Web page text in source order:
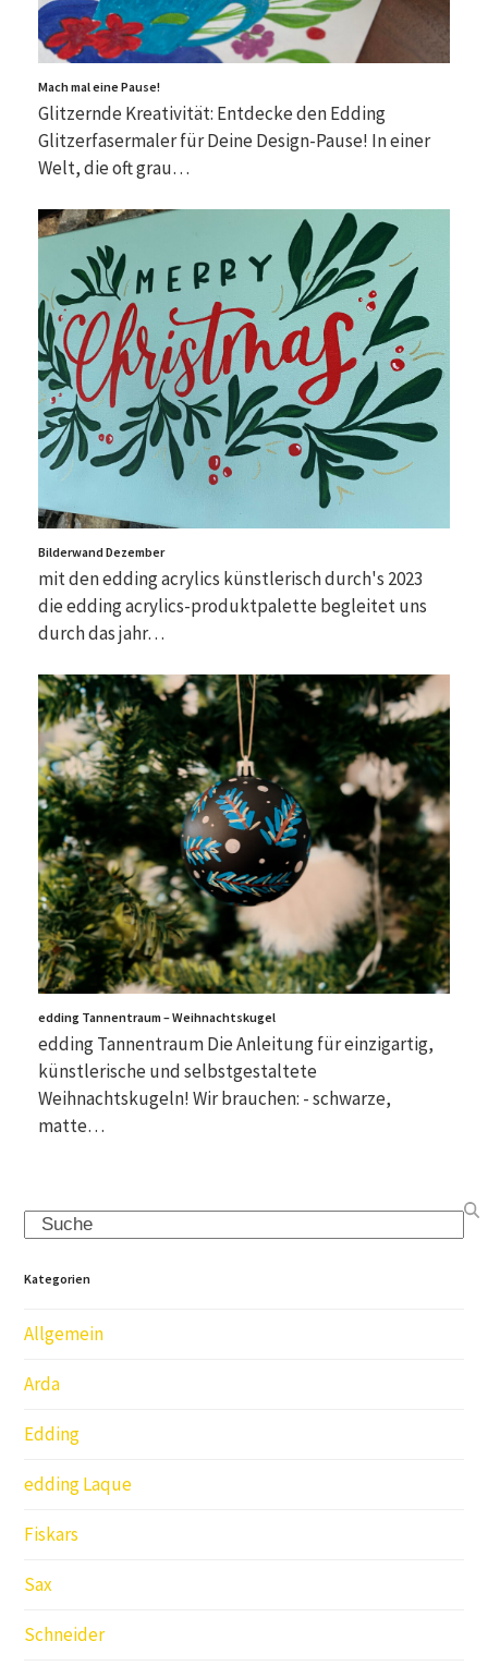
Mach mal eine Pause!
Glitzernde Kreativität: Entdecke den Edding
Glitzerfasermaler für Deine Design-Pause! In einer
Welt, die oft grau…
Bilderwand Dezember
mit den edding acrylics künstlerisch durch's 2023
die edding acrylics-produktpalette begleitet uns
durch das jahr…
edding Tannentraum – Weihnachtskugel
edding Tannentraum Die Anleitung für einzigartig,
künstlerische und selbstgestaltete
Weihnachtskugeln! Wir brauchen: - schwarze,
matte…
Search
Kategorien
Allgemein
Arda
Edding
edding Laque
Fiskars
Sax
Schneider